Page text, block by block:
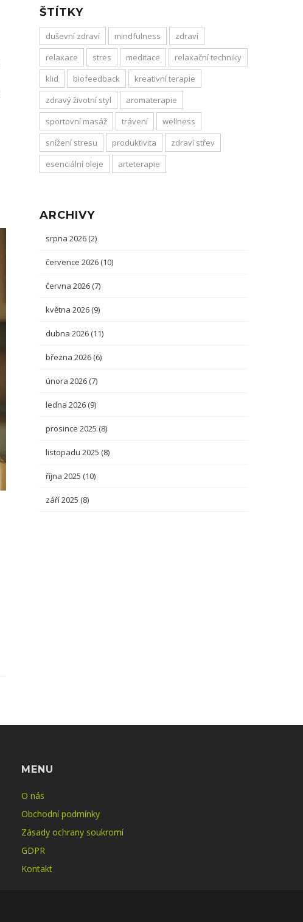
ŠTÍTKY
duševní zdraví mindfulness
zdraví
relaxace
stres meditace
relaxační techniky
klid
biofeedback
kreativní terapie
zdravý životní styl
aromaterapie
sportovní masáž
trávení
wellness
snížení stresu
produktivita
zdraví střev
esenciální oleje
arteterapie
ARCHIVY
srpna 2026 (2)
července 2026 (10)
června 2026 (7)
května 2026 (9)
dubna 2026 (11)
března 2026 (6)
února 2026 (7)
ledna 2026 (9)
prosince 2025 (8)
listopadu 2025 (8)
října 2025 (10)
září 2025 (8)
MENU
O nás
Obchodní podmínky
Zásady ochrany soukromí
GDPR
Kontakt